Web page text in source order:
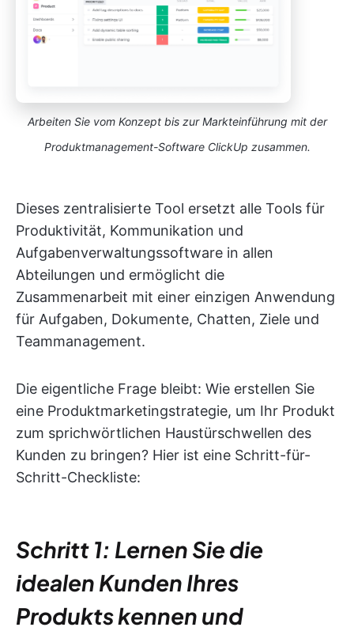
Arbeiten Sie vom Konzept bis zur Markteinführung mit der
Produktmanagement-Software ClickUp zusammen.
Dieses zentralisierte Tool ersetzt alle Tools für
Produktivität, Kommunikation und
Aufgabenverwaltungssoftware in allen
Abteilungen und ermöglicht die
Zusammenarbeit mit einer einzigen Anwendung
für Aufgaben, Dokumente, Chatten, Ziele und
Teammanagement.
Die eigentliche Frage bleibt: Wie erstellen Sie
eine Produktmarketingstrategie, um Ihr Produkt
zum sprichwörtlichen Haustürschwellen des
Kunden zu bringen? Hier ist eine Schritt-für-
Schritt-Checkliste:
Schritt 1: Lernen Sie die
idealen Kunden Ihres
Produkts kennen und